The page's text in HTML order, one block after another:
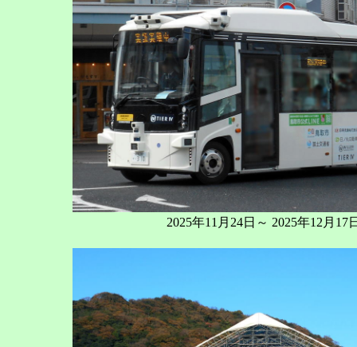
2025年11月24日～ 2025年12月17